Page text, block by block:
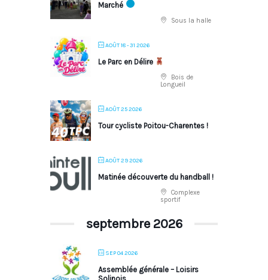
Marché
Sous la halle
AOÛT 18 - 31 2026
Le Parc en Délire
Bois de
Longueil
AOÛT 25 2026
Tour cycliste Poitou-Charentes !
AOÛT 29 2026
Matinée découverte du handball !
Complexe
sportif
septembre 2026
SEP 04 2026
Assemblée générale – Loisirs